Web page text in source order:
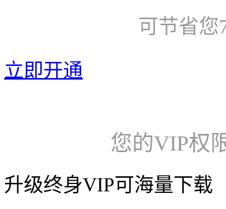
可节省您
立即开通
您的VIP权
升级终身VIP可海量下载